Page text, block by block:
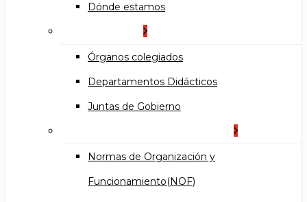
Dónde estamos
Órganos colegiados
Departamentos Didácticos
Juntas de Gobierno
Normas de Organización y
Funcionamiento(NOF)